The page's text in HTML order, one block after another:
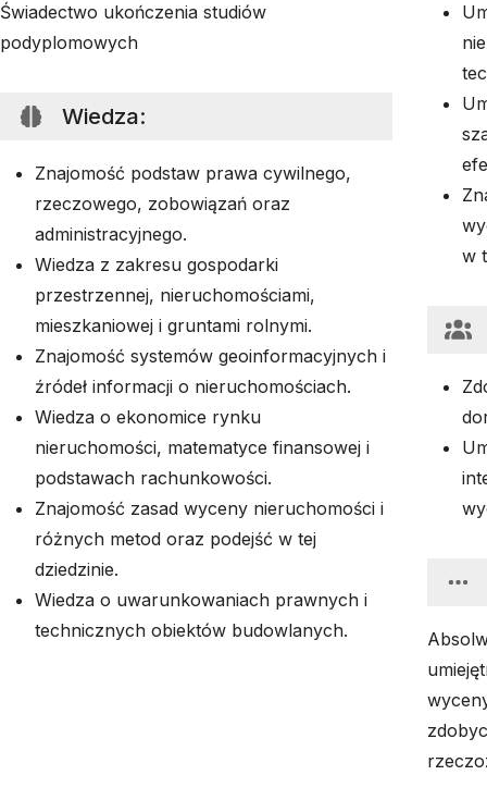
Świadectwo ukończenia studiów
podyplomowych
Wiedza:
Znajomość podstaw prawa cywilnego,
rzeczowego, zobowiązań oraz
administracyjnego.
Wiedza z zakresu gospodarki
przestrzennej, nieruchomościami,
mieszkaniowej i gruntami rolnymi.
Znajomość systemów geoinformacyjnych i
źródeł informacji o nieruchomościach.
Wiedza o ekonomice rynku
nieruchomości, matematyce finansowej i
podstawach rachunkowości.
Znajomość zasad wyceny nieruchomości i
różnych metod oraz podejść w tej
dziedzinie.
Wiedza o uwarunkowaniach prawnych i
technicznych obiektów budowlanych.
w